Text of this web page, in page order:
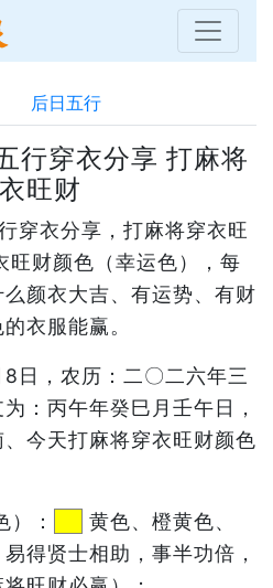
后日五行
行穿衣分享 打麻将
旺财
穿衣分享，打麻将穿衣旺
旺财颜色（幸运色），每
颜衣大吉、有运势、有财
衣服能赢。
日，农历：二〇二六年三
：丙午年癸巳月壬午日，
今天打麻将穿衣旺财颜色
）：
黄色、橙黄色、
得贤士相助，事半功倍，